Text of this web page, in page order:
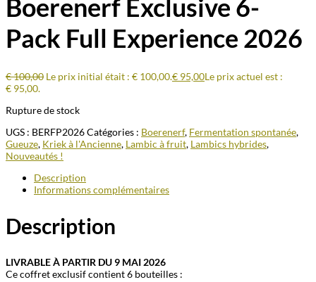
Boerenerf Exclusive 6-
Pack Full Experience 2026
€100,00 Le prix initial était : € 100,00.€ 95,00Le prix actuel est :
€ 95,00.
Rupture de stock
UGS : BERFP2026Catégories : Boerenerf, Fermentation spontanée,
Gueuze, Kriek à l'Ancienne, Lambic à fruit, Lambics hybrides,
Nouveautés !
Description
Informations complémentaires
Description
LIVRABLE À PARTIR DU 9 MAI 2026
Ce coffret exclusif contient 6 bouteilles :